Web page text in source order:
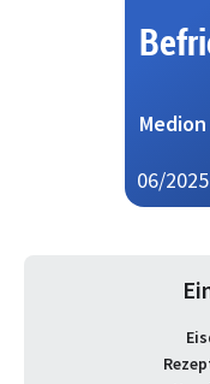
Medion
06/2025